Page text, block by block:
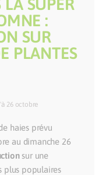
SUPER
:
SUR
PLANTES
26 octobre
haies prévu
au dimanche 26
sur une
plus populaires